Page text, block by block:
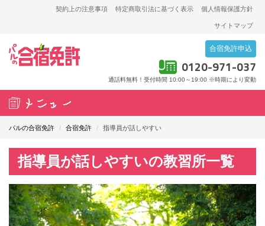
契約上の注意事項 特定商取引法に基づく表示 個人情報保護方針
サイトマップ
合宿免許申込
0120-971-037
通話料無料！受付時間 10:00～19:00 ※時期により変動
T
e
n
a
パルの合宿免許 / 合宿免許 / 指導員が話しやすい
指導員が話しやすいの教習所一覧